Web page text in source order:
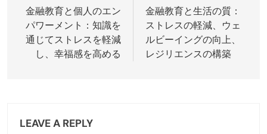
navigation
金融教育と個人のエン
パワーメント：知識を
通じてストレスを軽減
し、幸福感を高める
金融教育と生活の質：
ストレスの軽減、ウェ
ルビーイングの向上、
レジリエンスの構築
LEAVE A REPLY